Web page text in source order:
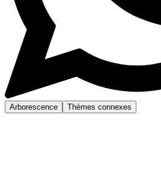
Arborescence Thèmes connexes